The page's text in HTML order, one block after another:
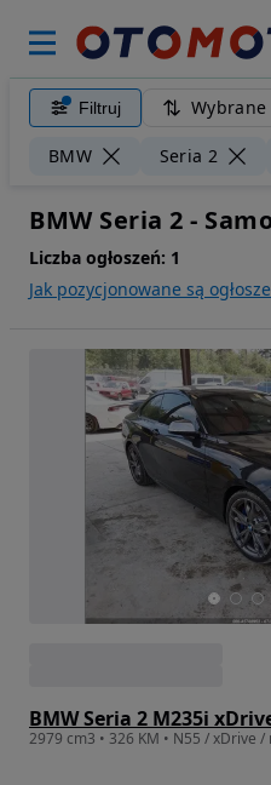
Filtruj
BMW Seria 2
BMW Seria 2 -
Liczba ogłoszeń: 1
Jak pozycjonowane są
BMW Seria 2 M235i
2979 cm3 • 326 KM • N55 / xDrive